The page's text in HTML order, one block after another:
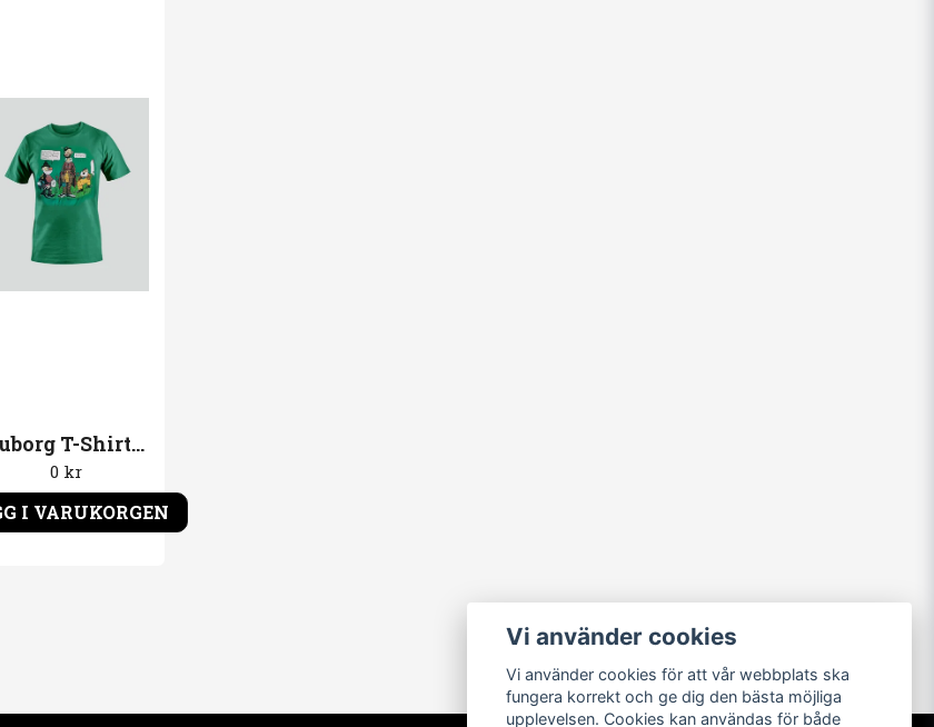
Tuborg T-Shirt Grön Hvergang
0 kr
I VARUKORGEN
Vi använder cookies
Vi använder cookies för att vår webbplats ska
fungera korrekt och ge dig den bästa möjliga
upplevelsen. Cookies kan användas för både